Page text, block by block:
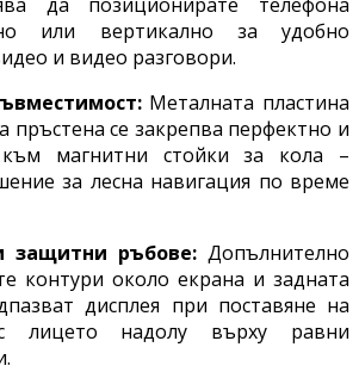
или вертикално за удобно
и видео разговори.
Металната пластина
пръстена се закрепва перфектно и
магнитни стойки за кола –
за лесна навигация по време
защитни ръбове: Допълнително
контури около екрана и задната
дисплея при поставяне на
лицето надолу върху равни